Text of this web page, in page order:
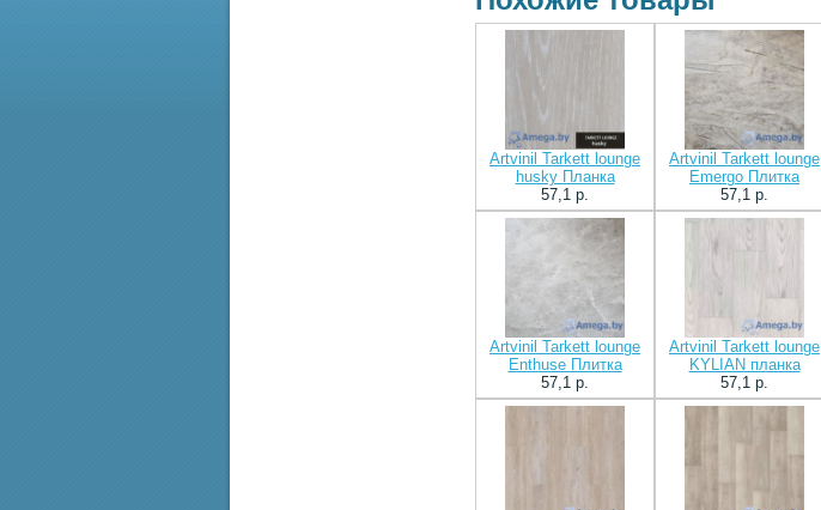
Artvinil Tarkett lounge
husky Планка
57,1 p.
Artvinil Tarkett lounge
Emergo Плитка
57,1 p.
Artvinil Tarkett lounge
Enthuse Плитка
57,1 p.
Artvinil Tarkett lounge
KYLIAN планка
57,1 p.